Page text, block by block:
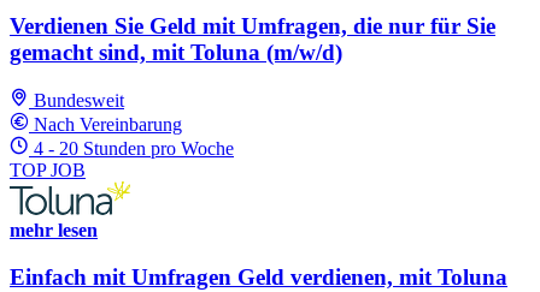
Verdienen Sie Geld mit Umfragen, die nur für Sie
gemacht sind, mit Toluna (m/w/d)
Bundesweit
Nach Vereinbarung
4 - 20 Stunden pro Woche
TOP JOB
mehr lesen
Einfach mit Umfragen Geld verdienen, mit Toluna